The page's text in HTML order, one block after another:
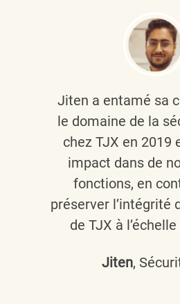
Jiten a entamé sa
le domaine de la
chez TJX en 2019
impact dans de
fonctions, en
préserver l’intégrité
de TJX à
Jiten,